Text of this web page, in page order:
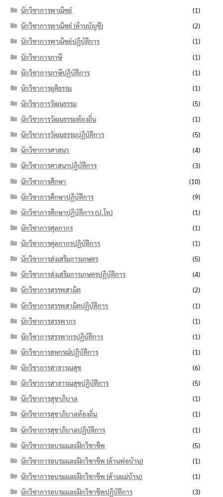
นักวิชาการพาณิชย์
(1)
นักวิชาการพาณิชย์ (ด้านบัญชี)
(2)
นักวิชาการพาณิชย์ปฏิบัติการ
(1)
นักวิชาการภาษี
(1)
นักวิชาการภาษีปฏิบัติการ
(1)
นักวิชาการยุติธรรม
(1)
นักวิชาการวัฒนธรรม
(5)
นักวิชาการวัฒนธรรมท้องถิ่น
(1)
นักวิชาการวัฒนธรรมปฏิบัติการ
(5)
นักวิชาการศาสนา
(4)
นักวิชาการศาสนาปฏิบัติการ
(3)
นักวิชาการศึกษา
(10)
นักวิชาการศึกษาปฏิบัติการ
(9)
นักวิชาการศึกษาปฏิบัติการ (ป.โท)
(1)
นักวิชาการศุลกากร
(1)
นักวิชาการศุลกากรปฏิบัติการ
(1)
นักวิชาการส่งเสริมการเกษตร
(5)
นักวิชาการส่งเสริมการเกษตรปฏิบัติการ
(4)
นักวิชาการสรรพสามิต
(2)
นักวิชาการสรรพสามิตปฏิบัติการ
(1)
นักวิชาการสรรพากร
(1)
นักวิชาการสรรพากรปฏิบัติการ
(1)
นักวิชาการสหกรณ์ปฏิบัติการ
(1)
นักวิชาการสาธารณสุข
(6)
นักวิชาการสาธารณสุขปฏิบัติการ
(5)
นักวิชาการสุขาภิบาล
(1)
นักวิชาการสุขาภิบาลท้องถิ่น
(1)
นักวิชาการสุขาภิบาลปฏิบัติการ
(1)
นักวิชาการอบรมและฝึกวิชาชีพ
(5)
นักวิชาการอบรมและฝึกวิชาชีพ (ด้านพ่อบ้าน)
(1)
นักวิชาการอบรมและฝึกวิชาชีพ (ด้านแม่บ้าน)
(1)
นักวิชาการอบรมและฝึกวิชาชีพปฏิบัติการ
(3)